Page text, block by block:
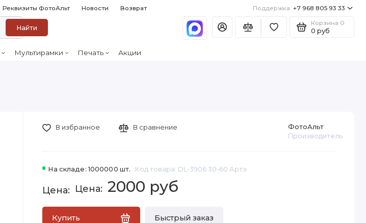
Реквизиты ФотоАльт Новости Возврат Поддержка +7 968 805 93 33
Найти
Корзина 0
0 руб
Мультирамки Печать Акции
На складе: 1000000 шт. Код товара: DL-3906 30-60 Артэ
ФотоАльт
Производитель
2000 руб
Купить Быстрый заказ
В избранное В сравнение